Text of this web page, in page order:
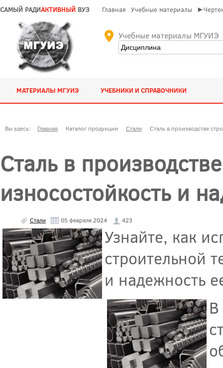
САМЫЙ РАДИАКТИВНЫЙ ВУЗ Главная Учебные материалы
Учебные материалы МГУИЭ
МАТЕРИАЛЫ МГУИЭ УЧЕБНИКИ И СПРАВОЧНИКИ
Вы здесь: Главная Каталог продукции Стали Сталь в производстве
Сталь в
износостойкость и
Стали 05 февраля 2024 423
Узнайте, как
строительной
и надежность
В